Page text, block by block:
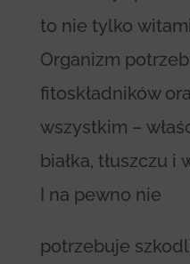
to nie tylko
Organizm
fitoskładników
wszystkim –
białka, tłuszczu
I na pewno nie
potrzebuje